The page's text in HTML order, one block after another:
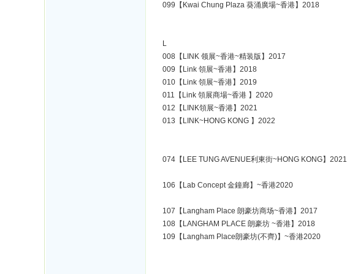
099【Kwai Chung Plaza 葵涌廣場~香港】2018
L
008【LINK 领展~香港~精装版】2017
009【Link 領展~香港】2018
010【Link 領展~香港】2019
011【Link 領展商場~香港 】2020
012【LINK領展~香港】2021
013【LINK~HONG KONG 】2022
074【LEE TUNG AVENUE利東街~HONG KONG】2021
106【Lab Concept 金鐘廊】~香港2020
107【Langham Place 朗豪坊商场~香港】2017
108【LANGHAM PLACE 朗豪坊 ~香港】2018
109【Langham Place朗豪坊(不齊)】~香港2020